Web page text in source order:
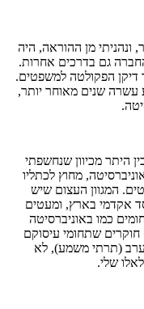
מן ההוראה, היה
גם בדרכים אחרות.
דיקן הפקולטה למשפטים.
עשרה שנים מאוחר יותר,
היתר מכיוון שנחשפתי
מחוץ לכתליו
המגוון העצום שיש
אקדמי בארץ, ומעטים
כמו באוניברסיטה
חוקרים שתחומי עיסוקם
(תרתי משמע), לא
שלי.